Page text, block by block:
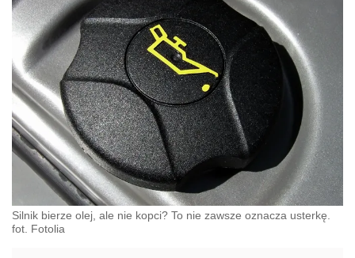
Silnik bierze olej, ale nie kopci? To nie zawsze oznacza usterkę.
fot. Fotolia